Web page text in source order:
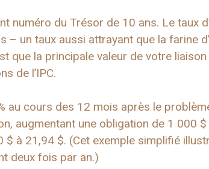
numéro du Trésor de 10 ans. Le taux
– un taux aussi attrayant que la farine
que la principale valeur de votre
de l’IPC.
au cours des 12 mois après le
augmentant une obligation de 1 000
$ à 21,94 $. (Cet exemple simplifié
deux fois par an.)